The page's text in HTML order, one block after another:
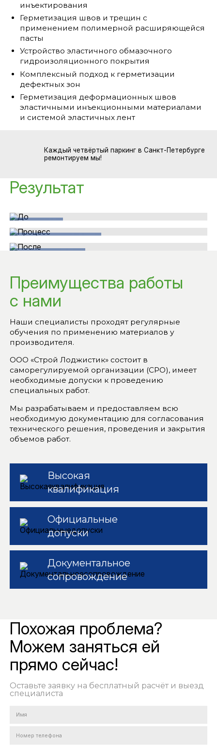
инъектирования
Герметизация швов и трещин с
применением полимерной расширяющейся
пасты
Устройство эластичного обмазочного
гидроизоляционного покрытия
Комплексный подход к герметизации
дефектных зон
Герметизация деформационных швов
эластичными инъекционными материалами
и системой эластичных лент
Каждый четвёртый паркинг в Санкт-Петербурге
ремонтируем мы!
Результат
До
Процесс
Преимущества работы
с нами
Наши специалисты проходят регулярные
обучения по применению материалов у
производителя.
ООО «Строй Лоджистик» состоит в
саморегулируемой организации (СРО), имеет
необходимые допуски к проведению
специальных работ.
Мы разрабатываем и предоставляем всю
необходимую документацию для согласования
технического решения, проведения и закрытия
объемов работ.
Высокая
квалификация
Официальные
допуски
Документальное
сопровождение
Похожая проблема?
Можем заняться ей
прямо сейчас!
Оставьте заявку на бесплатный расчёт и выезд
специалиста